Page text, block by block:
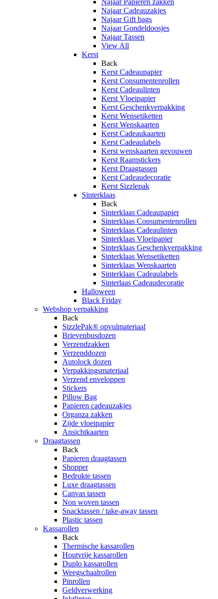
Najaar Papieren zakken
Najaar Cadeauzakjes
Najaar Gift bags
Najaar Gondeldoosjes
Najaar Tassen
View All
Kerst
Back
Kerst Cadeaupapier
Kerst Consumentenrollen
Kerst Cadeaulinten
Kerst Vloeipapier
Kerst Geschenkverpakking
Kerst Wensetiketten
Kerst Wenskaarten
Kerst Cadeaukaarten
Kerst Cadeaulabels
Kerst wenskaarten gevouwen
Kerst Raamstickers
Kerst Draagtassen
Kerst Cadeaudecoratie
Kerst Sizzlepak
Sinterklaas
Back
Sinterklaas Cadeaupapier
Sinterklaas Consumentenrollen
Sinterklaas Cadeaulinten
Sinterklaas Vloeipapier
Sinterklaas Geschenkverpakking
Sinterklaas Wensetiketten
Sinterklaas Wenskaarten
Sinterklaas Cadeaulabels
Sinterlaas Cadeaudecoratie
Halloween
Black Friday
Webshop verpakking
Back
SizzlePak® opvulmateriaal
Brievenbusdozen
Verzendzakken
Verzenddozen
Autolock dozen
Verpakkingsmateriaal
Verzend enveloppen
Stickers
Pillow Bag
Papieren cadeauzakjes
Organza zakken
Zijde vloeipapier
Ansichtkaarten
Draagtassen
Back
Papieren draagtassen
Shopper
Bedrukte tassen
Luxe draagtassen
Canvas tassen
Non woven tassen
Snacktassen / take-away tassen
Plastic tassen
Kassarollen
Back
Thermische kassarollen
Houtvrije kassarollen
Duplo kassarollen
Weegschaalrollen
Pinrollen
Geldverwerking